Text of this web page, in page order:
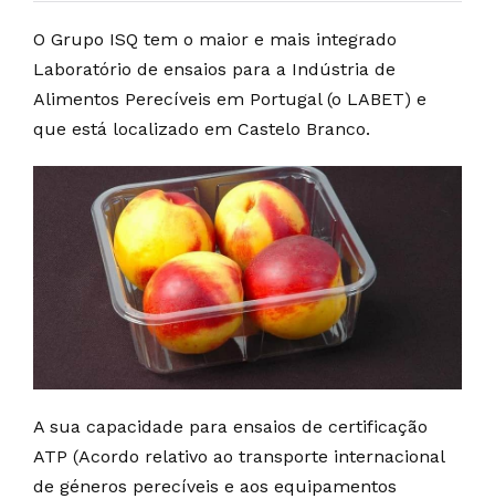
O Grupo ISQ tem o maior e mais integrado
Laboratório de ensaios para a Indústria de
Alimentos Perecíveis em Portugal (o LABET) e
que está localizado em Castelo Branco.
A sua capacidade para ensaios de certificação
ATP (Acordo relativo ao transporte internacional
de géneros perecíveis e aos equipamentos